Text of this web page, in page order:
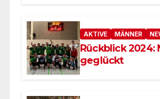
AKTIVE MÄNNER
Rückblick 2024:
geglückt